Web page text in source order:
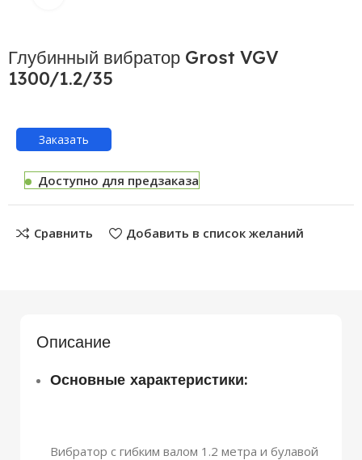
Глубинный вибратор Grost VGV
1300/1.2/35
Заказать
Доступно для предзаказа
Сравнить Добавить в список желаний
Описание
Основные характеристики:
Вибратор с гибким валом 1.2 метра и булавой